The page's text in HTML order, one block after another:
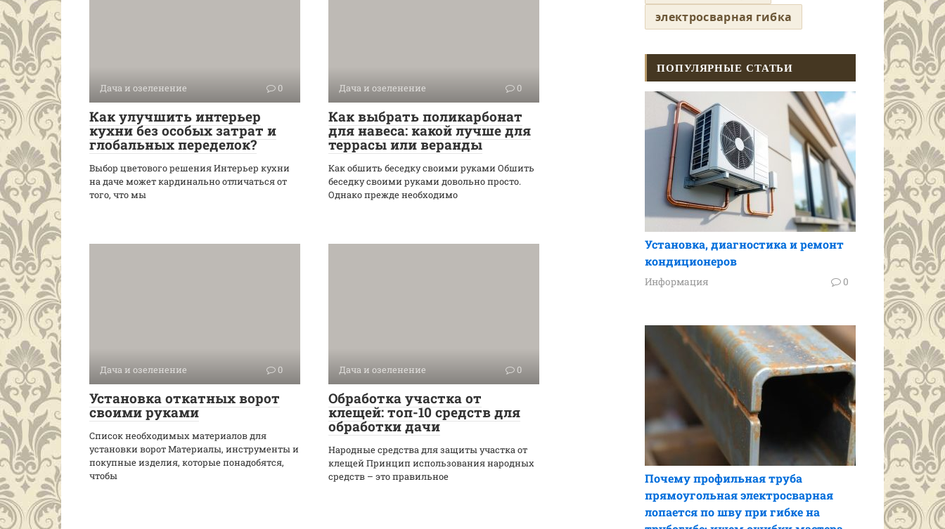
Дача и озеленение 0
Как улучшить интерьер
кухни без особых затрат и
глобальных переделок?
Выбор цветового решения Интерьер кухни
на даче может кардинально отличаться от
того, что мы
Дача и озеленение 0
Как выбрать поликарбонат
для навеса: какой лучше для
террасы или веранды
Как обшить беседку своими руками Обшить
беседку своими руками довольно просто.
Однако прежде необходимо
Дача и озеленение 0
Установка откатных ворот
своими руками
Список необходимых материалов для
установки ворот Материалы, инструменты и
покупные изделия, которые понадобятся,
чтобы
Дача и озеленение 0
Обработка участка от
клещей: топ-10 средств для
обработки дачи
Народные средства для защиты участка от
клещей Принцип использования народных
средств – это правильное
электросварная гибка
ПОПУЛЯРНЫЕ СТАТЬИ
Установка, диагностика и ремонт
кондиционеров
Информация 0
Почему профильная труба
прямоугольная электросварная
лопается по шву при гибке на